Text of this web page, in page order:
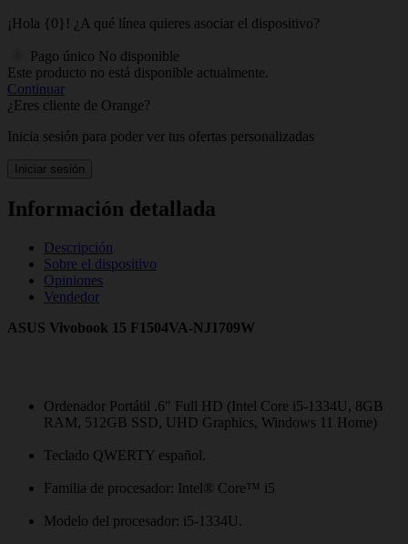
¡Hola {0}! ¿A qué línea quieres asociar el dispositivo?
Pago único No disponible
Este producto no está disponible actualmente.
Continuar
¿Eres cliente de Orange?
Inicia sesión para poder ver tus ofertas personalizadas
Iniciar sesión
Información detallada
Descripción
Sobre el dispositivo
Opiniones
Vendedor
ASUS Vivobook 15 F1504VA-NJ1709W
Ordenador Portátil .6" Full HD (Intel Core i5-1334U, 8GB
RAM, 512GB SSD, UHD Graphics, Windows 11 Home)
Teclado QWERTY español.
Familia de procesador: Intel® Core™ i5
Modelo del procesador: i5-1334U.